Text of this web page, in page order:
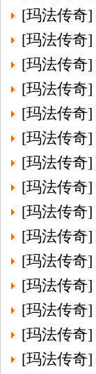
[玛法传奇]
[玛法传奇]
[玛法传奇]
[玛法传奇]
[玛法传奇]
[玛法传奇]
[玛法传奇]
[玛法传奇]
[玛法传奇]
[玛法传奇]
[玛法传奇]
[玛法传奇]
[玛法传奇]
[玛法传奇]
[玛法传奇]